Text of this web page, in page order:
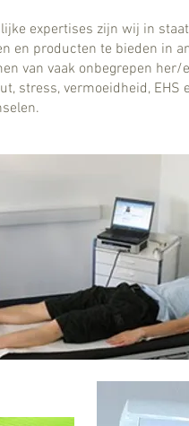
expertises zijn wij in
en producten te bieden in
van vaak onbegrepen her/
stress, vermoeidheid, EHS